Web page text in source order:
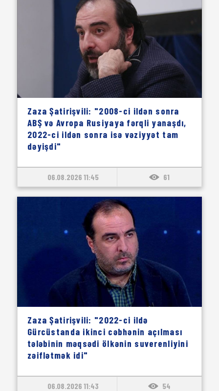
Zaza Şatirişvili: "2008-ci ildən sonra
ABŞ və Avropa Rusiyaya fərqli yanaşdı,
2022-ci ildən sonra isə vəziyyət tam
dəyişdi"
06.08.2026 11:45 61
Zaza Şatirişvili: "2022-ci ildə
Gürcüstanda ikinci cəbhənin açılması
tələbinin məqsədi ölkənin suverenliyini
zəiflətmək idi"
06.08.2026 11:43 54